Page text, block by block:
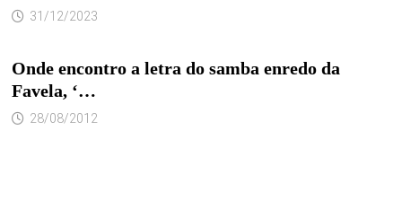
31/12/2023
Onde encontro a letra do samba enredo da
Favela, ‘…
28/08/2012